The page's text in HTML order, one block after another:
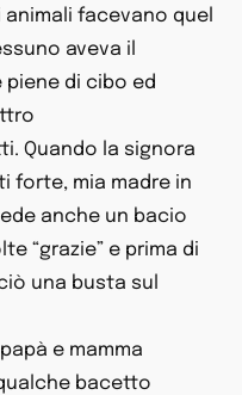
facevano quel
aveva il
di cibo ed
Quando la signora
forte, mia madre in
anche un bacio
“grazie” e prima di
una busta sul
e mamma
bacetto